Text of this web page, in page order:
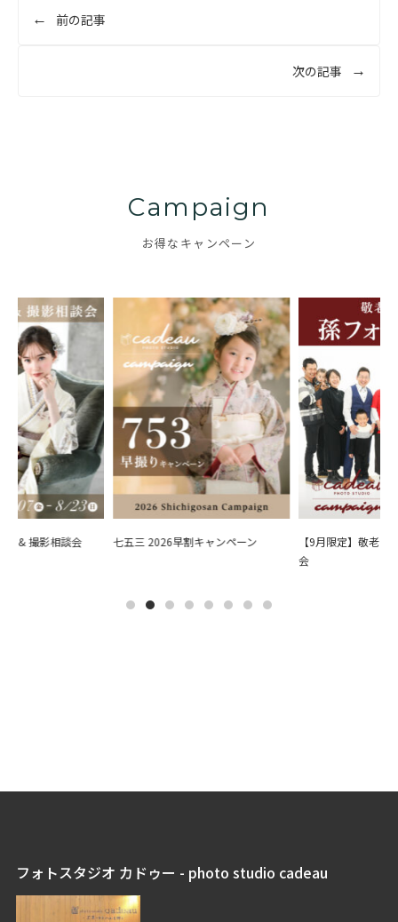
前の記事
次の記事
Campaign
お得なキャンペーン
& 撮影相談会 七五三 2026早割キャンペーン
【9月限定】敬老の
会
フォトスタジオ カドゥー - photo studio cadeau